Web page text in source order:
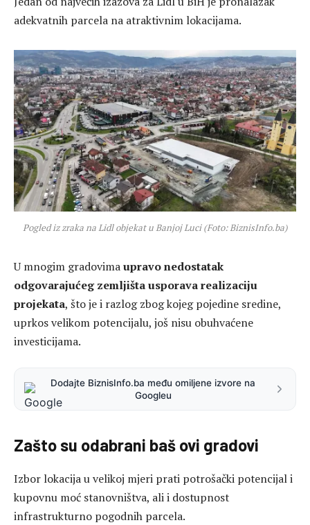
adekvatnih parcela na atraktivnim lokacijama.
Pogled iz zraka na Lidl objekat u Banjoj Luci (Foto: BiznisInfo.ba)
U mnogim gradovimaupravo nedostatak
odgovarajućeg zemljišta usporava realizaciju
projekata, što je i razlog zbog kojeg pojedine sredine,
uprkos velikom potencijalu, još nisu obuhvaćene
investicijama.
Dodajte BiznisInfo.ba među omiljene izvore na
Googleu
Zašto su odabrani baš ovi gradovi
Izbor lokacija u velikoj mjeri prati potrošački potencijal i
kupovnu moć stanovništva, ali i dostupnost
infrastrukturno pogodnih parcela.